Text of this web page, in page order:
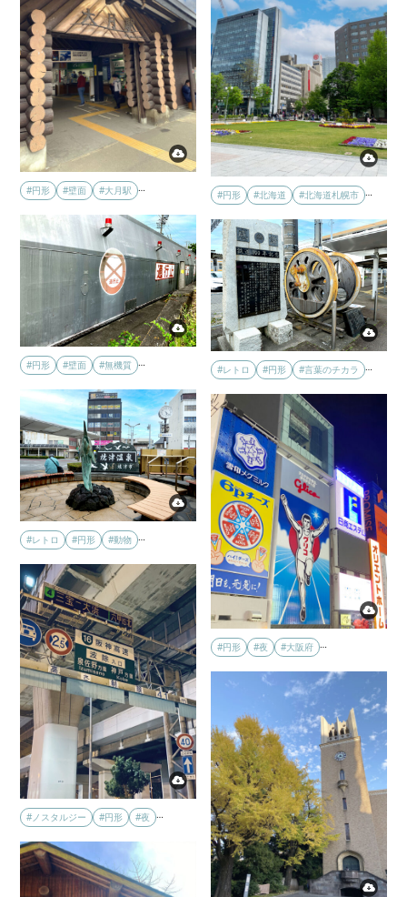
#円形 #壁面 #大月駅 #円形 #北海道 #北海道札幌市 …
#円形 #壁面 #無機質 #レトロ #円形 #言葉のチカラ …
#レトロ #円形 #動物 …
#円形 #夜 #大阪府 …
#ノスタルジー #円形 #夜 …